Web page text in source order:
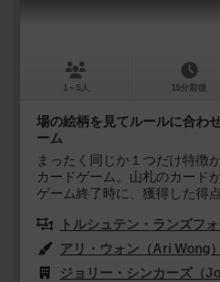
1～5人 15分前後
場の絵柄を見てルールに合わ
ーム
まったく同じか１つだけ特徴
カードゲーム。山札のカード
ゲーム終了時に、獲得した得
トルシュテン・ランズフ
アリ・ウォン（Ari Wong）
ジョリー・シンカーズ（